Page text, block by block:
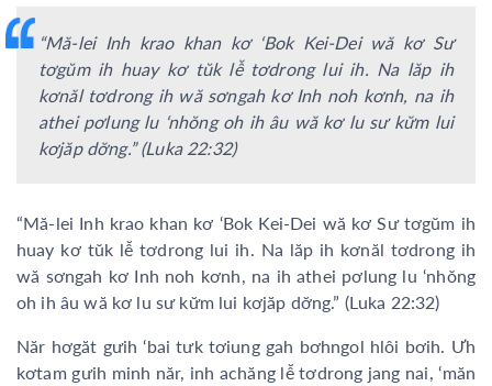
“Mă-lei Inh krao khan kơ ‘Bok Kei-Dei wă kơ Sư
tơgŭm ih huay kơ tŭk lê̆ tơdrong lui ih. Na lăp ih
kơnăl tơdrong ih wă sơngah kơ Inh noh kơnh, na ih
athei pơlung lu ‘nhŏng oh ih âu wă kơ lu sư kư̆m lui
kơjăp dơ̆ng.” (Luka 22:32)
“Mă-lei Inh krao khan kơ ‘Bok Kei-Dei wă kơ Sư tơgŭm ih
huay kơ tŭk lê̆ tơdrong lui ih. Na lăp ih kơnăl tơdrong ih
wă sơngah kơ Inh noh kơnh, na ih athei pơlung lu ‘nhŏng
oh ih âu wă kơ lu sư kư̆m lui kơjăp dơ̆ng.” (Luka 22:32)
Năr hơgăt gưih ‘bai tưk tơiung gah bơhngol hlôi bơih. Ưh
kơtam gưih minh năr, inh achăng lê̆ tơdrong jang nai, ‘măn